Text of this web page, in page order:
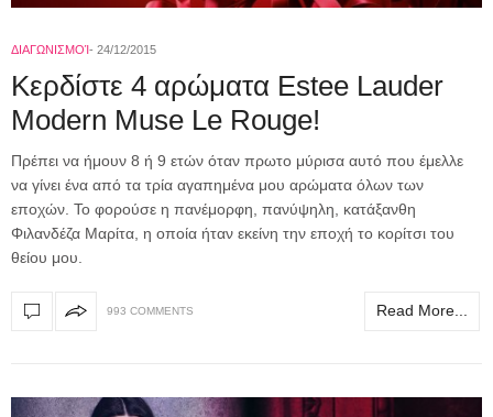
ΔΙΑΓΩΝΙΣΜΟΊ 24/12/2015
Κερδίστε 4 αρώματα Estee Lauder
Modern Muse Le Rouge!
Πρέπει να ήμουν 8 ή 9 ετών όταν πρωτο μύρισα αυτό που έμελλε
να γίνει ένα από τα τρία αγαπημένα μου αρώματα όλων των
εποχών. Το φορούσε η πανέμορφη, πανύψηλη, κατάξανθη
Φιλανδέζα Μαρίτα, η οποία ήταν εκείνη την εποχή το κορίτσι του
θείου μου.
993 COMMENTS Read More...